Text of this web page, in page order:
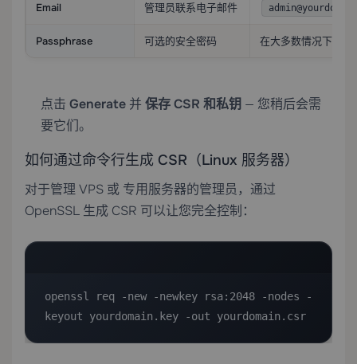
Email 管理员联系电子邮件
Passphrase 可选的安全密码 在大多数情况下留空
点击 Generate 并 保存 CSR 和私钥 — 您稍后会需
要它们。
如何通过命令行生成 CSR（Linux 服务器）
对于管理 VPS 或 专用服务器的管理员，通过
OpenSSL 生成 CSR 可以让您完全控制：
openssl req -new -newkey rsa:2048 -nodes -
keyout yourdomain.key -out yourdomain.csr